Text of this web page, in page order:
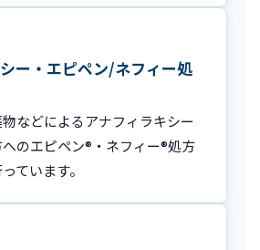
ー・エピペン/ネフィー処
などによるアナフィラキシー
のエピペン®・ネフィー®処方
ています。